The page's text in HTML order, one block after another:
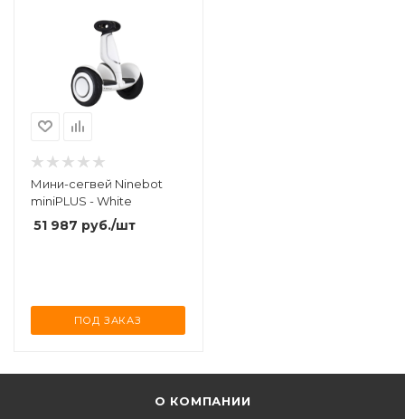
Мини-сегвей Ninebot
miniPLUS - White
51 987 руб./шт
ПОД ЗАКАЗ
О КОМПАНИИ